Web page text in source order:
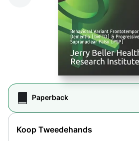
Paperback
Koop Tweedehands